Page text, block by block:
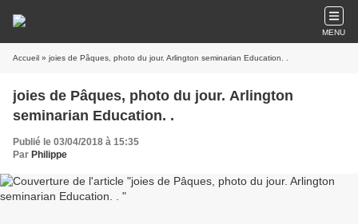
MENU
Accueil » joies de Pâques, photo du jour. Arlington seminarian Education. .
joies de Pâques, photo du jour. Arlington
seminarian Education. .
Publié le 03/04/2018 à 15:35
Par Philippe